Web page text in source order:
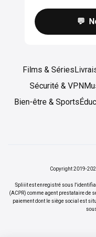
💬
Films & Séries
Sécurité & VPN
Bien-être & Sports
Copyright 2019-
Spliiit est enregistré sous
(ACPR) comme agent prestataire de
paiement dont le siège social est